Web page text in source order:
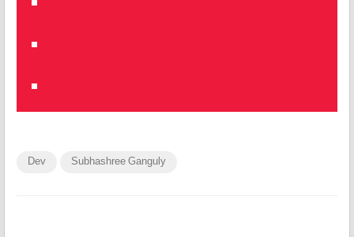
Dev Subhashree Ganguly